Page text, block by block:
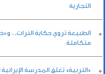
التجارية
متكاملة
«التربية» تغلق المدرسة